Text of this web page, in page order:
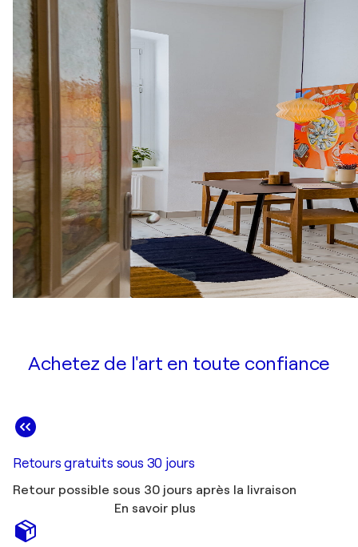
Achetez de l'art en toute confiance
Retours gratuits sous 30 jours
Retour possible sous 30 jours après la livraison
En savoir plus